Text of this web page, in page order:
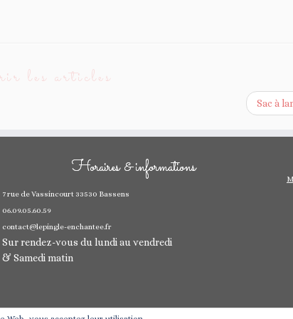
les articles
Sac à
Horaires & informations
7 rue de Vassincourt 33530 Bassens
06.09.05.60.59
contact@lepingle-enchantee.fr
Sur rendez-vous du lundi au vendredi
& Samedi matin